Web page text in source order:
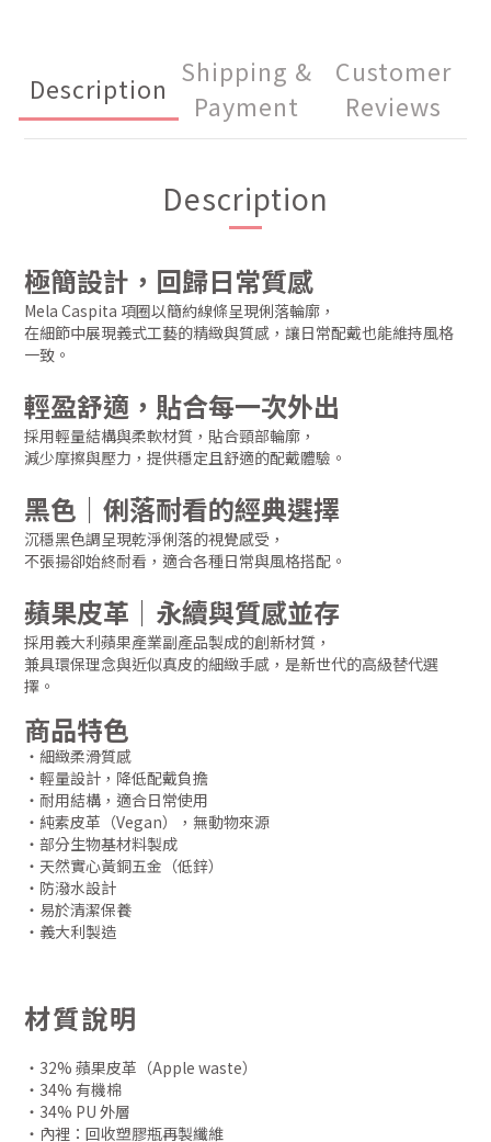
Description
Shipping &
Payment
Customer
Reviews
Description
極簡設計，回歸日常質感
Mela Caspita 項圈以簡約線條呈現俐落輪廓，
在細節中展現義式工藝的精緻與質感，讓日常配戴也能維持風格
一致。
輕盈舒適，貼合每一次外出
採用輕量結構與柔軟材質，貼合頸部輪廓，
減少摩擦與壓力，提供穩定且舒適的配戴體驗。
黑色｜俐落耐看的經典選擇
沉穩黑色調呈現乾淨俐落的視覺感受，
不張揚卻始終耐看，適合各種日常與風格搭配。
蘋果皮革｜永續與質感並存
採用義大利蘋果產業副產品製成的創新材質，
兼具環保理念與近似真皮的細緻手感，是新世代的高級替代選
擇。
商品特色
・細緻柔滑質感
・輕量設計，降低配戴負擔
・耐用結構，適合日常使用
・純素皮革（Vegan），無動物來源
・部分生物基材料製成
・天然實心黃銅五金（低鋅）
・防潑水設計
・易於清潔保養
・義大利製造
材質說明
・32% 蘋果皮革（Apple waste）
・34% 有機棉
・34% PU 外層
・內裡：回收塑膠瓶再製纖維